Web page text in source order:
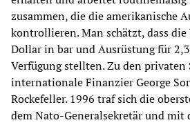
zusammen, die die amerikanische
kontrollieren. Man schätzt, dass
Dollar in bar und Ausrüstung für
Verfügung stellten. Zu den privaten
internationale Finanzier George
Rockefeller. 1996 traf sich die
dem Nato-Generalsekretär und mit